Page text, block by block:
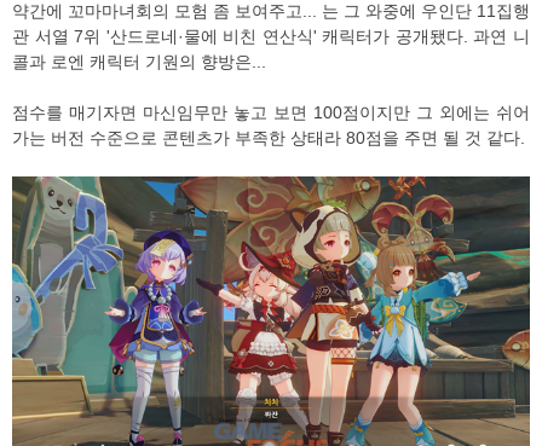
약간에 꼬마마녀회의 모험 좀 보여주고... 는 그 와중에 우인단 11집행
관 서열 7위 '산드로네·물에 비친 연산식' 캐릭터가 공개됐다. 과연 니
콜과 로엔 캐릭터 기원의 향방은...
점수를 매기자면 마신임무만 놓고 보면 100점이지만 그 외에는 쉬어
가는 버전 수준으로 콘텐츠가 부족한 상태라 80점을 주면 될 것 같다.